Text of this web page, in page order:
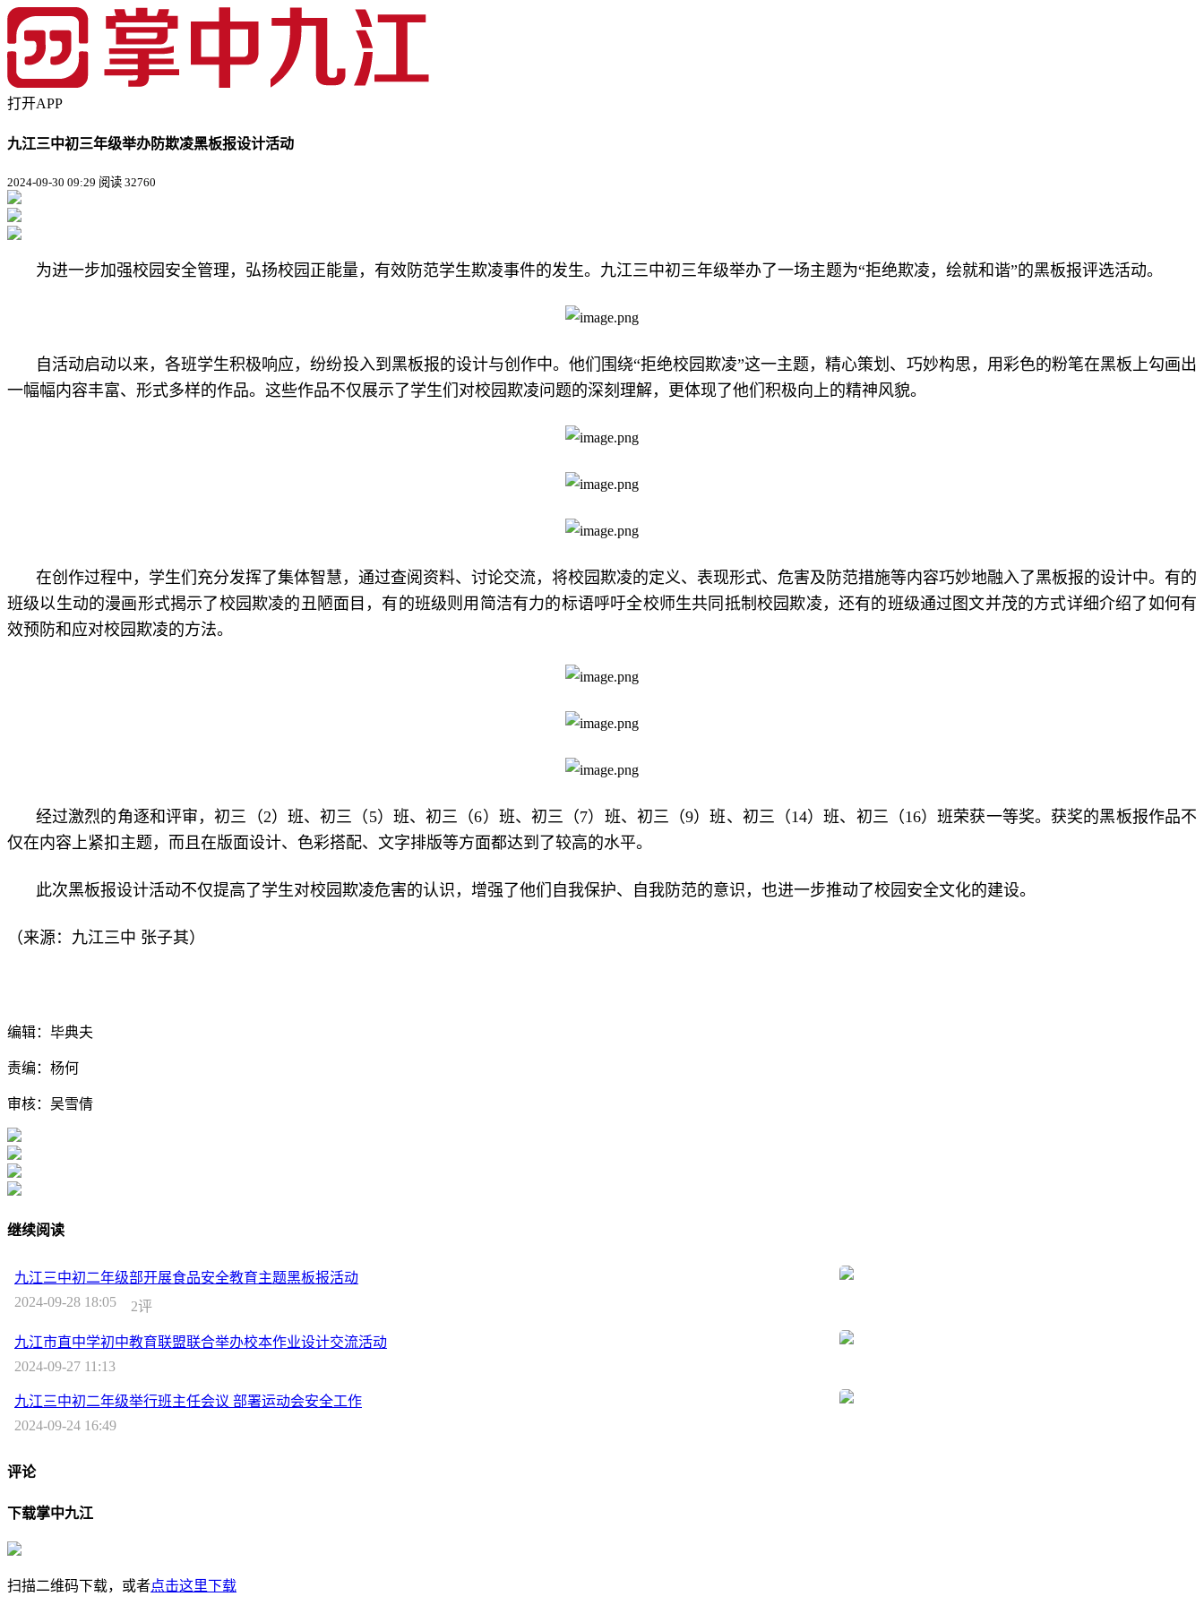
打开APP
九江三中初三年级举办防欺凌黑板报设计活动
2024-09-30 09:29 阅读 32760
为进一步加强校园安全管理，弘扬校园正能量，有效防范学生欺凌事件的发生。九江三中初三年级举办了一场主题为“拒绝欺凌 ， 绘就和谐”的黑板报评选活动。
自活动启动以来，各班学生积极响应，纷纷投入到黑板报的设计与创作中。他们围绕“拒绝校园欺凌”这一主题，精心策划、巧妙构思，用彩色的粉笔在黑板上勾画出
一幅幅内容丰富、形式多样的作品。这些作品不仅展示了学生们对校园欺凌问题的深刻理解，更体现了他们积极向上的精神风貌。
在创作过程中，学生们充分发挥了集体智慧，通过查阅资料、讨论交流，将校园欺凌的定义、表现形式、危害及防范措施等内容巧妙地融入了黑板报的设计中。有的
班级以生动的漫画形式揭示了校园欺凌的丑陋面目，有的班级则用简洁有力的标语呼吁全校师生共同抵制校园欺凌，还有的班级通过图文并茂的方式详细介绍了如何有
效预防和应对校园欺凌的方法。
经过激烈的角逐和评审，初三（2）班、初三（5）班、初三（6）班、初三（7）班、初三（9）班、初三（14）班、初三（16）班荣获一等奖。获奖的黑板报作品不
仅在内容上紧扣主题，而且在版面设计、色彩搭配、文字排版等方面都达到了较高的水平。
此次黑板报设计活动不仅提高了学生对校园欺凌危害的认识，增强了他们自我保护、自我防范的意识，也进一步推动了校园安全文化的建设。
（来源：九江三中 张子其）
编辑：毕典夫
责编：杨何
审核：吴雪倩
继续阅读
九江三中初二年级部开展食品安全教育主题黑板报活动
2024-09-28 18:05
2评
九江市直中学初中教育联盟联合举办校本作业设计交流活动
2024-09-27 11:13
九江三中初二年级举行班主任会议 部署运动会安全工作
2024-09-24 16:49
评论
下载掌中九江
扫描二维码下载，或者点击这里下载